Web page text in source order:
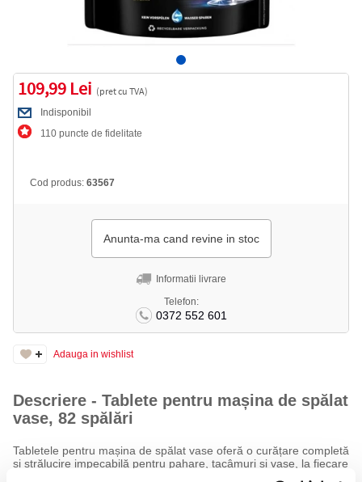
109,99 Lei (pret cu TVA)
Indisponibil
110 puncte de fidelitate
Cod produs: 63567
Anunta-ma cand revine in stoc
Informatii livrare
Telefon:
0372 552 601
Adauga in wishlist
Descriere - Tablete pentru mașina de spălat
vase, 82 spălări
Tabletele pentru mașina de spălat vase oferă o curățare completă
și strălucire impecabilă pentru pahare, tacâmuri și vase, la fiecare